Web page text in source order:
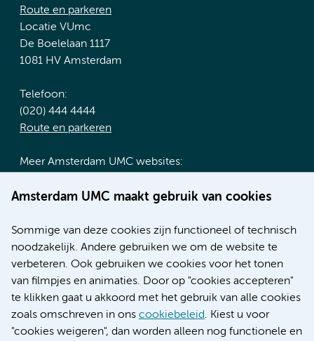
Amsterdam UMC maakt gebruik van cookies
Sommige van deze cookies zijn functioneel of technisch
noodzakelijk. Andere gebruiken we om de website te
verbeteren. Ook gebruiken we cookies voor het tonen
van filmpjes en animaties. Door op "cookies accepteren"
te klikken gaat u akkoord met het gebruik van alle cookies
zoals omschreven in ons cookiebeleid. Kiest u voor
"cookies weigeren", dan worden alleen nog functionele en
Route en parkeren
Locatie VUmc
De Boelelaan 1117
1081 HV Amsterdam
Telefoon:
(020) 444 4444
Route en parkeren
Meer Amsterdam UMC websites:
Werken bij Amsterdam UMC
Nieuws
Research
Educatie locatie AMC
Educatie locatie VUmc